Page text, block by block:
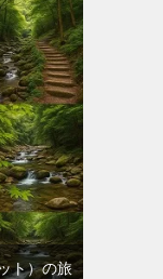
ト）の旅